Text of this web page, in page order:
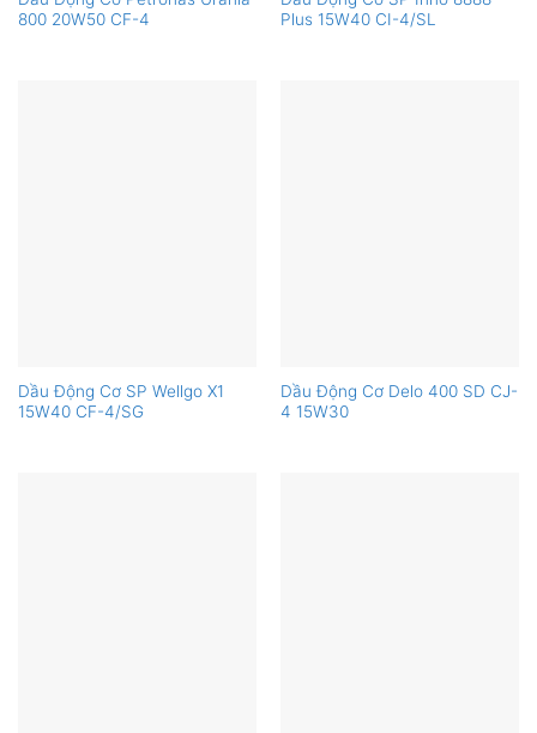
800 20W50 CF-4
Plus 15W40 CI-4/SL
Dầu Động Cơ SP Wellgo X1
15W40 CF-4/SG
Dầu Động Cơ Delo 400 SD CJ-
4 15W30